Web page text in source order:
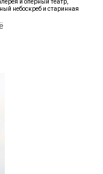
и оперный театр,
небоскреб и старинная